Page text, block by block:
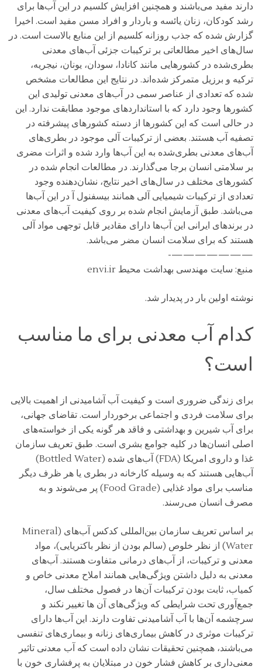
دارند مفید می‌باشند و همچنین افزایش کلسیم در این آب‌ها برای
رشد کودکان، زنان یائسه و باردار و افراد مسن مفید است. اخیرا
گزارش شده که جذب روزانه کلسیم از این منابع بالاست است. در
سال‌های اخیر مطالعاتی بر ترکیبات جزئی آب‌های معدنی
بطری‌شده در کشورهایی مانند کانادا، سودان، یونان، نیجریه،
ترکیه و برزیل متمرکز شده‌اند. در نتایج این مطالعات مشخص
شده که تعدادی از عناصر سمی در آب‌های معدنی تولیدی این
کشورها وجود دارد که با استانداردهای موجود مطابقت ندارد. این
در حالی است که این کشورها از دسته کشورهای پیشرفته در
تصفیه آب هستند. بعضی از ترکیبات آلی موجود در بطری‌های
آب‌های معدنی بطری‌شده به این آب‌ها وارد شده و اثرات مضری
بر سلامتی انسان برجا می‌گذارند. در مطالعات انجام شده در
کشورهای مختلف در سال‌های اخیر نتایج، نشان‌دهنده وجود
تعدادی از ترکیبات شیمیایی آلی همانند بیسفنول آ در این آب‌ها
می‌باشد. طبق آزمایش انجام شده بر روی کیفیت آب‌های معدنی
در برندهای ایرانی این آب‌ها دارای مقادیر قابل توجهی مواد آلی
هستند که برای سلامت انسان مضر می‌باشد.
———————-
منبع: سایت مهندسی بهداشت محیط envi.ir
نوشته اولین بار در پدیدار شد.
کدام آب معدنی برای ما مناسب
است؟
برای زندگی ضروری است و کیفیت آب آشامیدنی از اهمیت بالایی
برای سلامت فردی و اجتماعی برخوردار است. تقاضای جهانی،
برای آب شیرین و بهداشتی و فاقد هر گونه یکی از خواسته‌های
اصلی انسان‌ها در کلیه جوامع بشری است. طبق تعریف سازمان
غذا و داروی امریکا (FDA) آب‌های شده (Bottled Water)
آب‌هایی هستند که به وسیله کارخانه در بطری یا هر ظرف دیگر
مناسب برای مواد غذایی (Food Grade) پر می‌شوند و به
مصرف انسان می‌رسند.
بر اساس تعریف سازمان بین‌المللی کدکس آب‌های (Mineral
Water) از نظر خلوص (سالم بودن از نظر باکتریایی)، مواد
معدنی و ترکیبات، از آب‌های درمانی متفاوت هستند. آب‌های
معدنی به دلیل داشتن ویژگی‌هایی همانند املاح معدنی خاص و
کمیاب، ثابت بودن ترکیبات آن‌ها در فصول مختلف سال،
جمع‌آوری تحت شرایطی که ویژگی‌های آن ها تغییر نکند و
سرچشمه آن‌ها با آب آشامیدنی تفاوت دارند. این آب‌ها دارای
ترکیبات موثری در کاهش بیماری‌های زنانه و بیماری‌های تنفسی
می‌‌باشند، همچنین تحقیقات نشان داده است که آب معدنی تاثیر
معنی‌داری بر کاهش فشار خون در مبتلایان به پرفشاری خون با